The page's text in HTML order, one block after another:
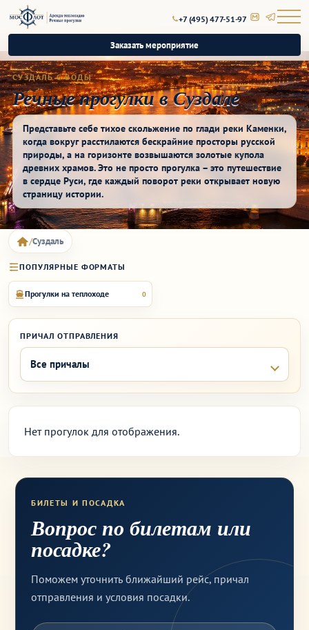
+7 (495) 477-51-97
Заказать мероприятие
СУЗДАЛЬ С ВОДЫ
Речные прогулки в Суздале
Представьте себе тихое скольжение по глади реки Каменки,
когда вокруг расстилаются бескрайние просторы русской
природы, а на горизонте возвышаются золотые купола
древних храмов. Это не просто прогулка – это путешествие
в сердце Руси, где каждый поворот реки открывает новую
страницу истории.
Суздаль
ПОПУЛЯРНЫЕ ФОРМАТЫ
Прогулки на теплоходе 0
ПРИЧАЛ ОТПРАВЛЕНИЯ
Нет прогулок для отображения.
БИЛЕТЫ И ПОСАДКА
Вопрос по билетам или
посадке?
Поможем уточнить ближайший рейс, причал
отправления и условия посадки.